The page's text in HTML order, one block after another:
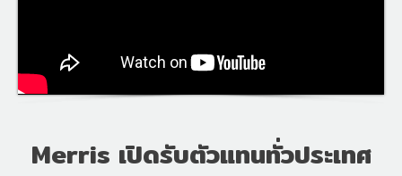
Merris เปิดรับตัวแทนทั่วประเทศ